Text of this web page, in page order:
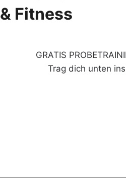
& Fitness
GRATIS
Trag dich unten